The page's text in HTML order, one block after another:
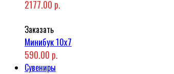
2177.00 р.
Заказать
Минибук 10х7
590.00 р.
Сувениры